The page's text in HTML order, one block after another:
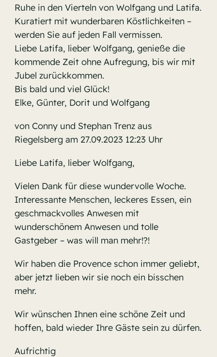
Ruhe in den Vierteln von Wolfgang und Latifa.
Kuratiert mit wunderbaren Köstlichkeiten –
werden Sie auf jeden Fall vermissen.
Liebe Latifa, lieber Wolfgang, genieße die
kommende Zeit ohne Aufregung, bis wir mit
Jubel zurückkommen.
Bis bald und viel Glück!
Elke, Günter, Dorit und Wolfgang
von Conny und Stephan Trenz aus
Riegelsberg am 27.09.2023 12:23 Uhr
Liebe Latifa, lieber Wolfgang,
Vielen Dank für diese wundervolle Woche.
Interessante Menschen, leckeres Essen, ein
geschmackvolles Anwesen mit
wunderschönem Anwesen und tolle
Gastgeber – was will man mehr!?!
Wir haben die Provence schon immer geliebt,
aber jetzt lieben wir sie noch ein bisschen
mehr.
Wir wünschen Ihnen eine schöne Zeit und
hoffen, bald wieder Ihre Gäste sein zu dürfen.
Aufrichtig